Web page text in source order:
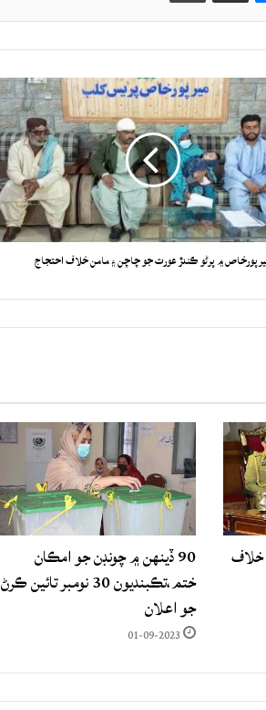
۾ پرڻو ڪندڙ عورت جو چاچن ۽ مامن خلاف احتجاج
90 ڏينهن ۾ چونڊن جو امڪان
ختم،تڪبنديون 30 نومبر تائين ڪرڻ
جو اعلان
01-09-2023